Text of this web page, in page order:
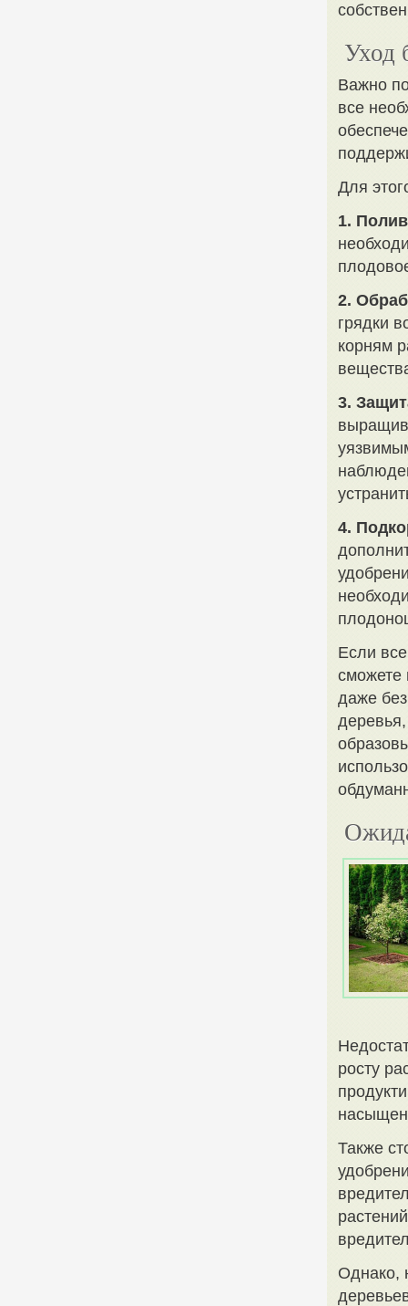
Уход
Важно
все
Для
1. Полив
2.
грядки
корням
3.
4.
Если
сможете
даже
росту
Также
Однако,